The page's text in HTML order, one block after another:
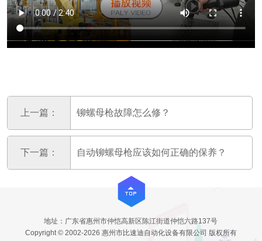
上一篇： 铆螺母枪故障怎么修？
下一篇： 自动铆螺母枪应该如何正确的保养？
地址：广东省惠州市仲恺高新区陈江街道仲恺六路137号
Copyright © 2002-2026 惠州市比速迪自动化设备有限公司 版权所有